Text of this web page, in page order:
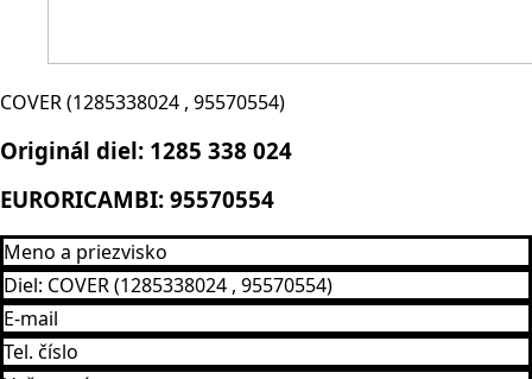
COVER (1285338024 , 95570554)
Originál diel: 1285 338 024
EURORICAMBI: 95570554